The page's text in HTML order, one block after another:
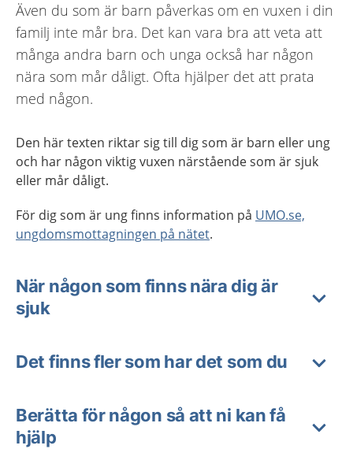
Även du som är barn påverkas om en vuxen i din
familj inte mår bra. Det kan vara bra att veta att
många andra barn och unga också har någon
nära som mår dåligt. Ofta hjälper det att prata
med någon.
Den här texten riktar sig till dig som är barn eller ung
och har någon viktig vuxen närstående som är sjuk
eller mår dåligt.
För dig som är ung finns information på UMO.se,
ungdomsmottagningen på nätet.
När någon som finns nära dig är
sjuk
Det finns fler som har det som du
Berätta för någon så att ni kan få
hjälp